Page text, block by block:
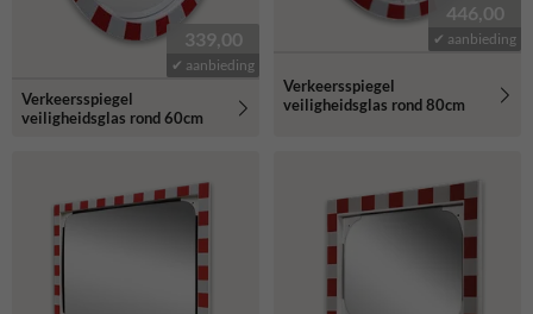
339,00
✔ aanbieding
Verkeersspiegel
veiligheidsglas rond 60cm
446,00
✔ aanbieding
Verkeersspiegel
veiligheidsglas rond 80cm